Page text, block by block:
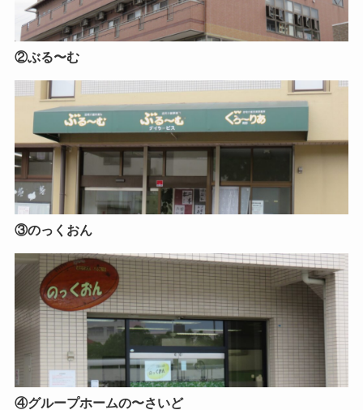
②ぶる〜む
③のっくおん
④グループホームの〜さいど